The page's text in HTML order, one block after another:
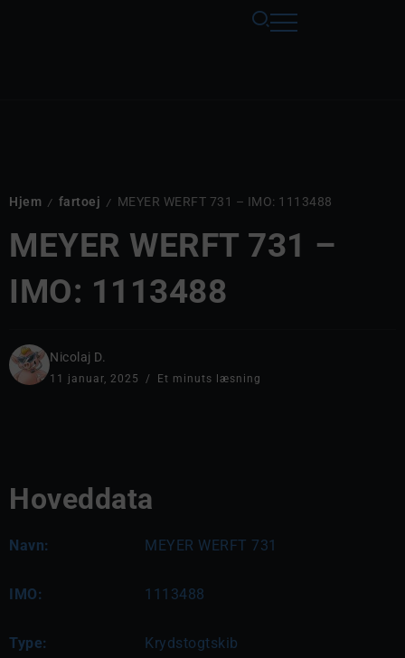
Hjem / fartoej / MEYER WERFT 731 – IMO: 1113488
MEYER WERFT 731 –
IMO: 1113488
Nicolaj D.
11 januar, 2025 Et minuts læsning
Hoveddata
Navn: MEYER WERFT 731
IMO: 1113488
Type: Krydstogtskib